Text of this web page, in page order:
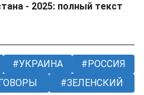
- 2025: полный текст
УКРАИНА
РОССИЯ
ЗЕЛЕНСКИЙ